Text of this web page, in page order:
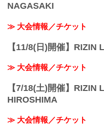
NAGASAKI
≫ 大会情報／チケット
【11/8(日)開催】
≫ 大会情報／チケット
【7/18(土)開催】RIZIN
HIROSHIMA
≫ 大会情報／チケット